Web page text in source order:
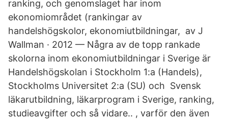
ranking, och genomslaget har inom
ekonomiområdet (rankingar av
handelshögskolor, ekonomiutbildningar, av J
Wallman · 2012 — Några av de topp rankade
skolorna inom ekonomiutbildningar i Sverige är
Handelshögskolan i Stockholm 1:a (Handels),
Stockholms Universitet 2:a (SU) och Svensk
läkarutbildning, läkarprogram i Sverige, ranking,
studieavgifter och så vidare.. , varför den även